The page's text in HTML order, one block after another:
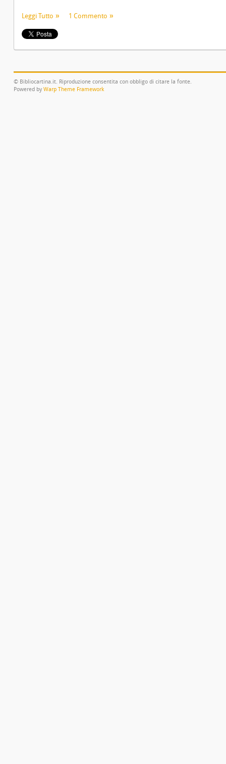
Leggi Tutto 1 Commento
© Bibliocartina.it. Riproduzione consentita con obbligo di citare la fonte.
Powered by Warp Theme Framework